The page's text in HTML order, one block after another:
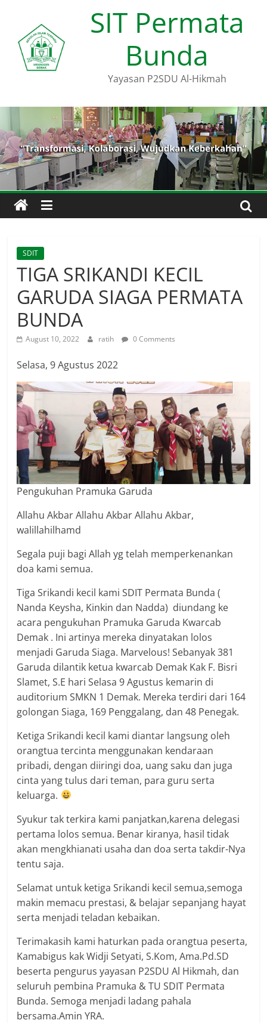
content
SIT Permata
Bunda
Yayasan P2SDU Al-Hikmah
SDIT
TIGA SRIKANDI KECIL
GARUDA SIAGA PERMATA
BUNDA
August 10, 2022 ratih 0 Comments
Selasa, 9 Agustus 2022
Pengukuhan Pramuka Garuda
Allahu Akbar Allahu Akbar Allahu Akbar,
walillahilhamd
Segala puji bagi Allah yg telah memperkenankan
doa kami semua.
Tiga Srikandi kecil kami SDIT Permata Bunda (
Nanda Keysha, Kinkin dan Nadda) diundang ke
acara pengukuhan Pramuka Garuda Kwarcab
Demak . Ini artinya mereka dinyatakan lolos
menjadi Garuda Siaga. Marvelous! Sebanyak 381
Garuda dilantik ketua kwarcab Demak Kak F. Bisri
Slamet, S.E hari Selasa 9 Agustus kemarin di
auditorium SMKN 1 Demak. Mereka terdiri dari 164
golongan Siaga, 169 Penggalang, dan 48 Penegak.
Ketiga Srikandi kecil kami diantar langsung oleh
orangtua tercinta menggunakan kendaraan
pribadi, dengan diiringi doa, uang saku dan juga
cinta yang tulus dari teman, para guru serta
keluarga.
Syukur tak terkira kami panjatkan,karena delegasi
pertama lolos semua. Benar kiranya, hasil tidak
akan mengkhianati usaha dan doa serta takdir-Nya
tentu saja.
Selamat untuk ketiga Srikandi kecil semua,semoga
makin memacu prestasi, & belajar sepanjang hayat
serta menjadi teladan kebaikan.
Terimakasih kami haturkan pada orangtua peserta,
Kamabigus kak Widji Setyati, S.Kom, Ama.Pd.SD
beserta pengurus yayasan P2SDU Al Hikmah, dan
seluruh pembina Pramuka & TU SDIT Permata
Bunda. Semoga menjadi ladang pahala
bersama.Amin YRA.